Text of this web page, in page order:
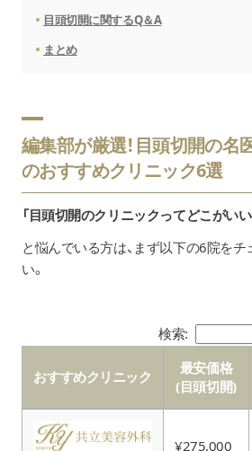
目頭切開に関するQ＆A
まとめ
編集部が厳選！目頭切開の名
のおすすめクリニック6選
「目頭切開のクリニックってどこがいい
と悩んでいる方は、まず以下の6院を
い。
検索:
おすすめクリニック
最安価格
(目頭切開)
おすすめクリニック
(目頭切開)
¥275,000